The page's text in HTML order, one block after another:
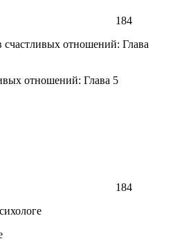
184
отношений: Глава 5
184